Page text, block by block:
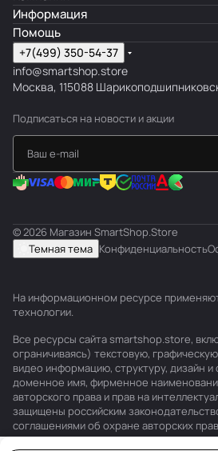
Информация
Помощь
+7(499) 350-54-37
info@smartshop.store
Москва, 115088
Подписаться на новости и акции
© 2026 Магазин SmartShop.Store
Темная тема Конфиденциальность
На информационном ресурсе
технологии.
Все ресурсы сайта smartshop.store,
ограничиваясь) текстовую,
видео информацию, структуру, дизайн
доменное имя, фирменное
авторского права и прав на
защищены российским
соглашениями об охране авторских